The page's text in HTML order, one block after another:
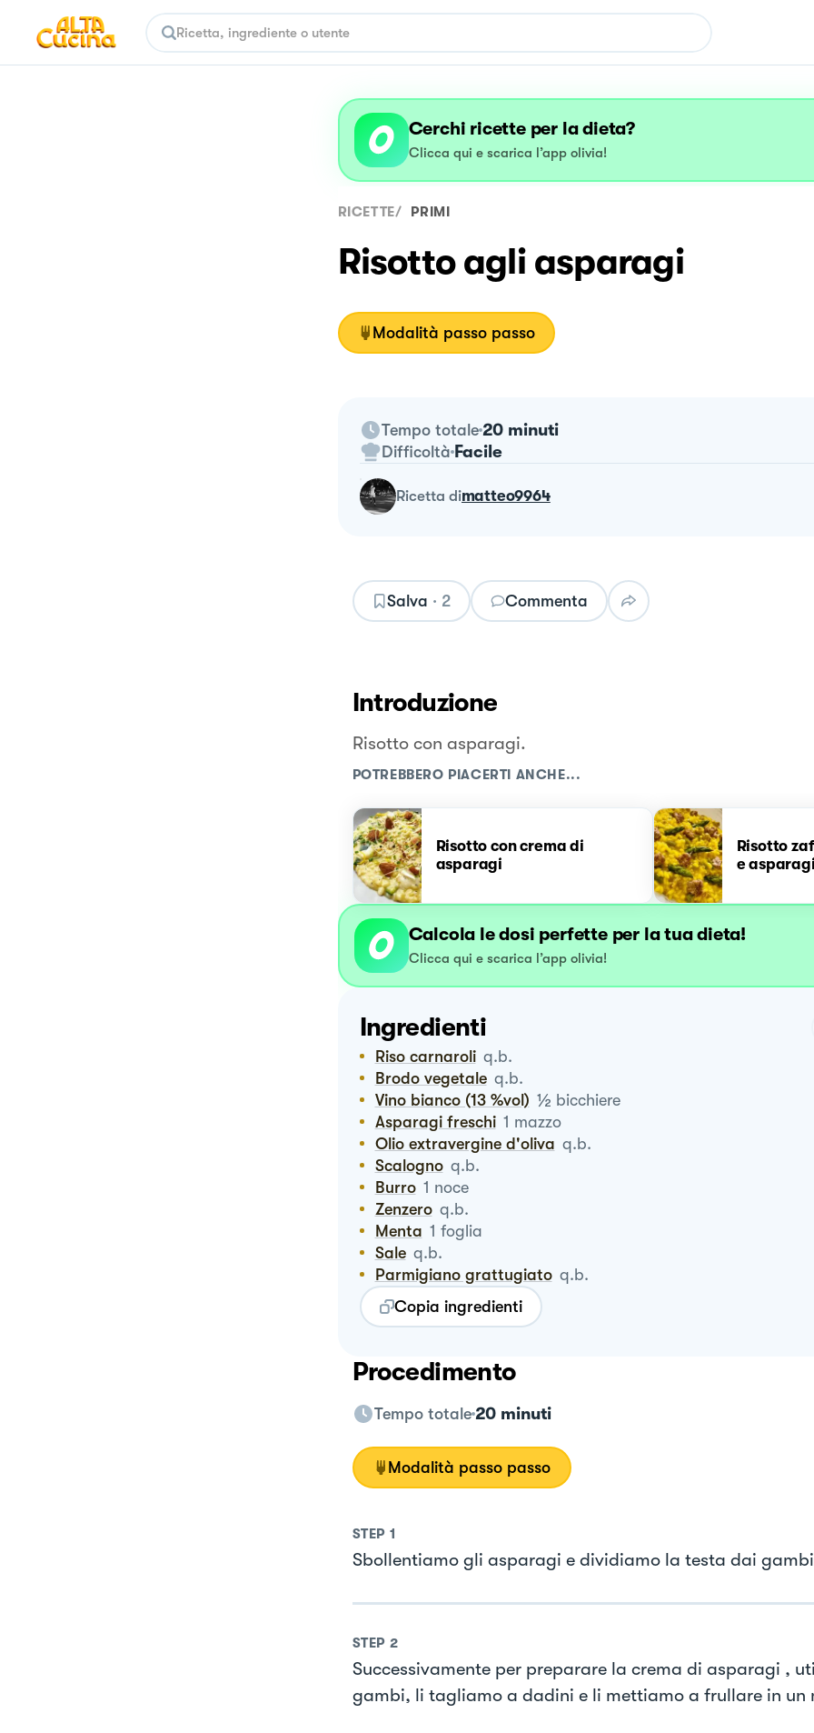
Cerchi ricette per la dieta?
Clicca qui e scarica l’app olivia!
RICETTE/ PRIMI
Risotto agli asparagi
Modalità passo passo
Tempo totale 20 minuti
Difficoltà Facile
ricetta dimatteo9964
Salva · 2 Commenta
Introduzione
Risotto con asparagi.
POTREBBERO PIACERTI ANCHE...
Risotto con crema di
asparagi
Risotto
e
Calcola le dosi perfette per la tua dieta!
Clicca qui e scarica l’app olivia!
Ingredienti
Riso carnaroli q.b.
Brodo vegetale q.b.
Vino bianco (13 %vol) ½ bicchiere
Asparagi freschi 1 mazzo
Olio extravergine d'oliva q.b.
Scalogno q.b.
Burro 1 noce
Zenzero q.b.
Menta 1 foglia
Sale q.b.
Parmigiano grattugiato q.b.
Copia ingredienti
Procedimento
Tempo totale 20 minuti
Modalità passo passo
STEP 1
Sbollentiamo gli asparagi e dividiamo la testa dai
STEP 2
Successivamente per preparare la crema di asparagi ,
gambi, li tagliamo a dadini e li mettiamo a frullare in un